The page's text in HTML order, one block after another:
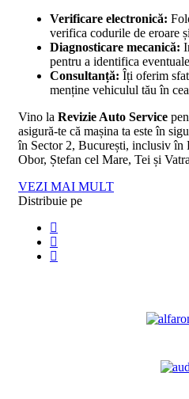
Verificare electronică:
verifica codurile de eroare
Diagnosticare mecanică:
pentru a identifica
Consultanță: Îți oferim
menține vehiculul tău în
Vino la Revizie Auto Service
asigură-te că mașina ta este în
în Sector 2, București, inclusiv în
Obor, Ștefan cel Mare, Tei și
VEZI MAI MULT
Distribuie pe